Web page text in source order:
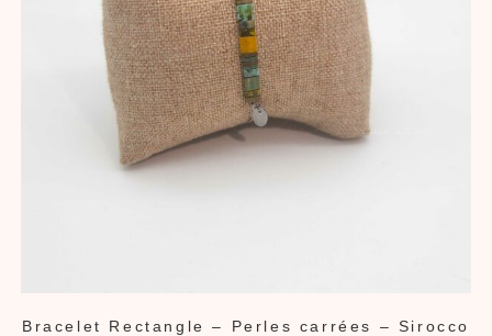
Bracelet Rectangle – Perles carrées – Sirocco